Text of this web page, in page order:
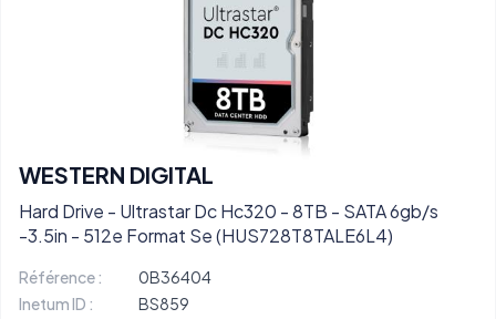
WESTERN DIGITAL
Hard Drive - Ultrastar Dc Hc320 - 8TB - SATA 6gb/s
-3.5in - 512e Format Se (HUS728T8TALE6L4)
Référence :
0B36404
Inetum ID :
BS859